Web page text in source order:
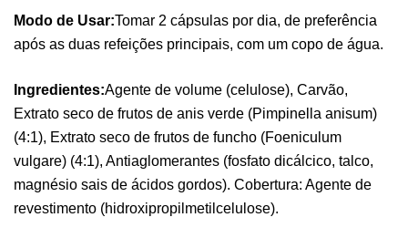
Modo de Usar:Tomar 2 cápsulas por dia, de preferência
após as duas refeições principais, com um copo de água.
Ingredientes:Agente de volume (celulose), Carvão,
Extrato seco de frutos de anis verde (Pimpinella anisum)
(4:1), Extrato seco de frutos de funcho (Foeniculum
vulgare) (4:1), Antiaglomerantes (fosfato dicálcico, talco,
magnésio sais de ácidos gordos). Cobertura: Agente de
revestimento (hidroxipropilmetilcelulose).
Pure Electrolytes 270 G Ostrovit
Desporto,Suplementos
7,50€
Triple Magnesium + B6 P-5-P 90 Cápsulas